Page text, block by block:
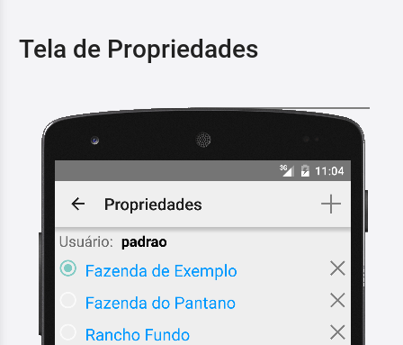
Tela de Propriedades